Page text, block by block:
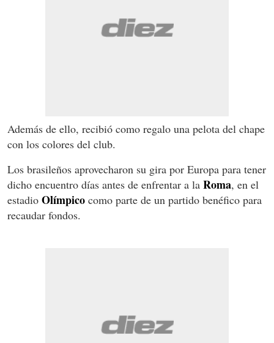
Además de ello, recibió como regalo una pelota del chape
con los colores del club.
Los brasileños aprovecharon su gira por Europa para tener
dicho encuentro días antes de enfrentar a la Roma, en el
estadio Olímpico como parte de un partido benéfico para
recaudar fondos.